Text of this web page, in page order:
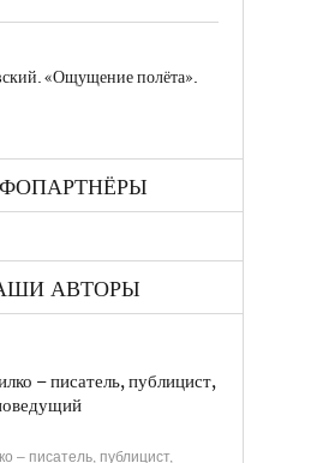
«Ощущение полёта».
АВТОРЫ
– писатель, публицист,
– писатель, публицист,